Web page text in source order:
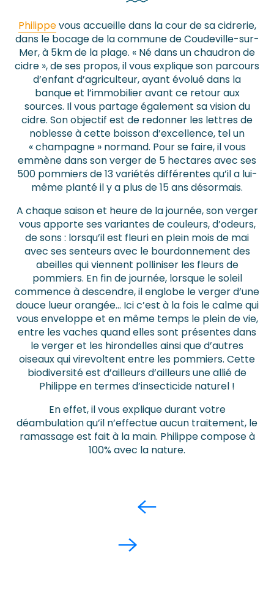
Philippevous accueille dans la cour de sa cidrerie,
dans le bocage de la commune de Coudeville-sur-
Mer, à 5km de la plage. « Né dans un chaudron de
cidre », de ses propos, il vous explique son parcours
d’enfant d’agriculteur, ayant évolué dans la
banque et l’immobilier avant ce retour aux
sources. Il vous partage également sa vision du
cidre. Son objectif est de redonner les lettres de
noblesse à cette boisson d’excellence, tel un
« champagne » normand. Pour se faire, il vous
emmène dans son verger de 5 hectares avec ses
500 pommiers de 13 variétés différentes qu’il a lui-
même planté il y a plus de 15 ans désormais.
A chaque saison et heure de la journée, son verger
vous apporte ses variantes de couleurs, d’odeurs,
de sons : lorsqu’il est fleuri en plein mois de mai
avec ses senteurs avec le bourdonnement des
abeilles qui viennent polliniser les fleurs de
pommiers. En fin de journée, lorsque le soleil
commence à descendre, il englobe le verger d’une
douce lueur orangée… Ici c’est à la fois le calme qui
vous enveloppe et en même temps le plein de vie,
entre les vaches quand elles sont présentes dans
le verger et les hirondelles ainsi que d’autres
oiseaux qui virevoltent entre les pommiers. Cette
biodiversité est d’ailleurs d’ailleurs une allié de
Philippe en termes d’insecticide naturel !
En effet, il vous explique durant votre
déambulation qu’il n’effectue aucun traitement, le
ramassage est fait à la main. Philippe compose à
100% avec la nature.